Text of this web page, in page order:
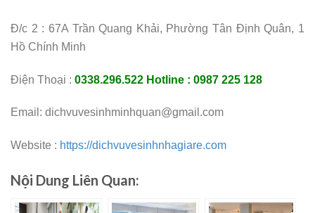
Đ/c 2 : 67A Trần Quang Khải, Phường Tân Định Quân, 1
Hồ Chính Minh
Điện Thoại : 0338.296.522 Hotline : 0987 225 128
Email: dichvuvesinhminhquan@gmail.com
Website : https://dichvuvesinhnhagiare.com
Nội Dung Liên Quan: